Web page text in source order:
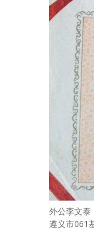
外公李文泰
遵义市061